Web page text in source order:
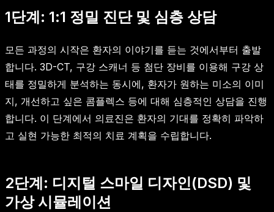
1단계: 1:1 정밀 진단 및 심층 상담
모든 과정의 시작은 환자의 이야기를 듣는 것에서부터 출발
합니다. 3D-CT, 구강 스캐너 등 첨단 장비를 이용해 구강 상
태를 정밀하게 분석하는 동시에, 환자가 원하는 미소의 이미
지, 개선하고 싶은 콤플렉스 등에 대해 심층적인 상담을 진행
합니다. 이 단계에서 의료진은 환자의 기대를 정확히 파악하
고 실현 가능한 최적의 치료 계획을 수립합니다.
2단계: 디지털 스마일 디자인(DSD) 및
가상 시뮬레이션